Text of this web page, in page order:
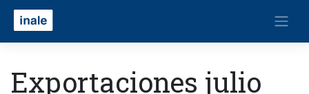
Exportaciones julio